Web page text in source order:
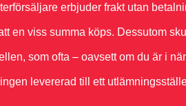
erbjuder frakt utan
en viss summa köps. Dessutom
som ofta – oavsett om du är i
levererad till ett